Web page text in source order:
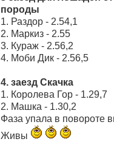
породы
1. Раздор - 2.54,1
2. Маркиз - 2.55
3. Кураж - 2.56,2
4. Моби Дик - 2.56,5
4. заезд Скачка
1. Королева Гор - 1.29,7
2. Машка - 1.30,2
Фаза упала в повороте
Живы